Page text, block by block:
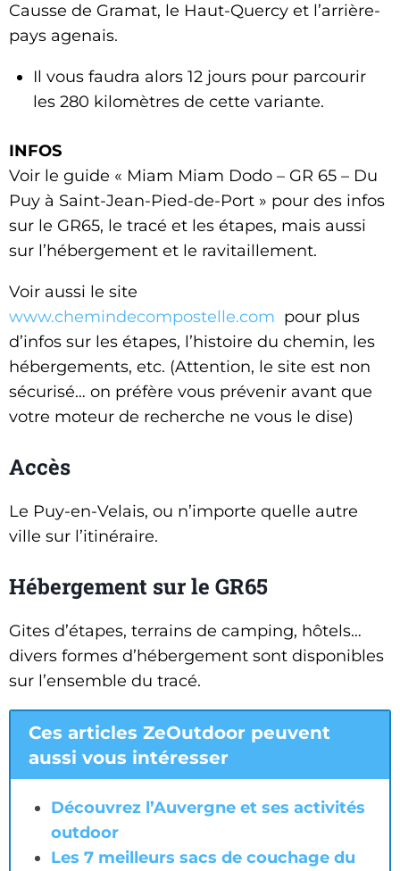
Causse de Gramat, le Haut-Quercy et l’arrière-
pays agenais.
Il vous faudra alors 12 jours pour parcourir
les 280 kilomètres de cette variante.
INFOS
Voir le guide « Miam Miam Dodo – GR 65 – Du
Puy à Saint-Jean-Pied-de-Port » pour des infos
sur le GR65, le tracé et les étapes, mais aussi
sur l’hébergement et le ravitaillement.
Voir aussi le site
www.chemindecompostelle.com pour plus
d’infos sur les étapes, l’histoire du chemin, les
hébergements, etc. (Attention, le site est non
sécurisé… on préfère vous prévenir avant que
votre moteur de recherche ne vous le dise)
Accès
Le Puy-en-Velais, ou n’importe quelle autre
ville sur l’itinéraire.
Hébergement sur le GR65
Gites d’étapes, terrains de camping, hôtels…
divers formes d’hébergement sont disponibles
sur l’ensemble du tracé.
Ces articles ZeOutdoor peuvent
aussi vous intéresser
Découvrez l’Auvergne et ses activités
outdoor
Les 7 meilleurs sacs de couchage du